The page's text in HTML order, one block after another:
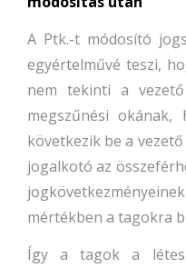
A Ptk.-t módosító
egyértelművé teszi,
nem tekinti a vezető
megszűnési okának,
következik be a
jogalkotó az
mértékben a tagokra
Így a tagok a